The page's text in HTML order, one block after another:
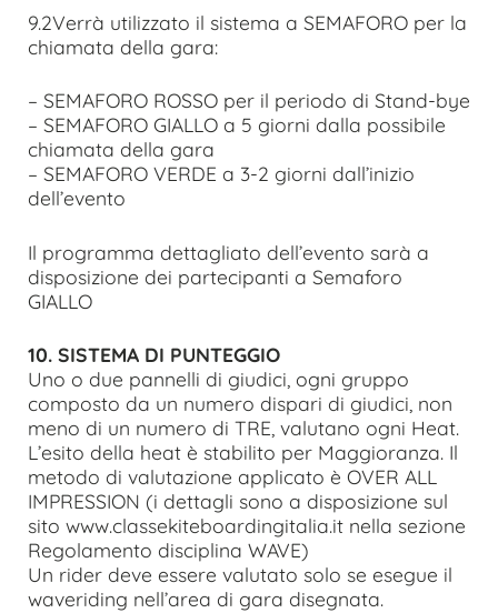
9.2Verrà utilizzato il sistema a SEMAFORO per la
chiamata della gara:
– SEMAFORO ROSSO per il periodo di Stand-bye
– SEMAFORO GIALLO a 5 giorni dalla possibile
chiamata della gara
– SEMAFORO VERDE a 3-2 giorni dall’inizio
dell’evento
Il programma dettagliato dell’evento sarà a
disposizione dei partecipanti a Semaforo
GIALLO
10. SISTEMA DI PUNTEGGIO
Uno o due pannelli di giudici, ogni gruppo
composto da un numero dispari di giudici, non
meno di un numero di TRE, valutano ogni Heat.
L’esito della heat è stabilito per Maggioranza. Il
metodo di valutazione applicato è OVER ALL
IMPRESSION (i dettagli sono a disposizione sul
sito www.classekiteboardingitalia.it nella sezione
Regolamento disciplina WAVE)
Un rider deve essere valutato solo se esegue il
waveriding nell’area di gara disegnata.